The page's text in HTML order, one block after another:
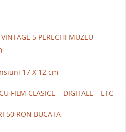
5 PERECHI MUZEU
17 X 12 cm
FILM CLASICE – DIGITALE – ETC
50 RON BUCATA